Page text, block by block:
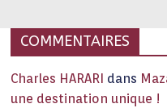
COMMENTAIRES
Charles HARARI dans
une destination unique !